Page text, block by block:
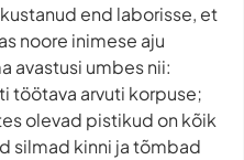
end laborisse, et
noore inimese aju
avastusi umbes nii:
töötava arvuti korpuse;
olevad pistikud on kõik
silmad kinni ja tõmbad